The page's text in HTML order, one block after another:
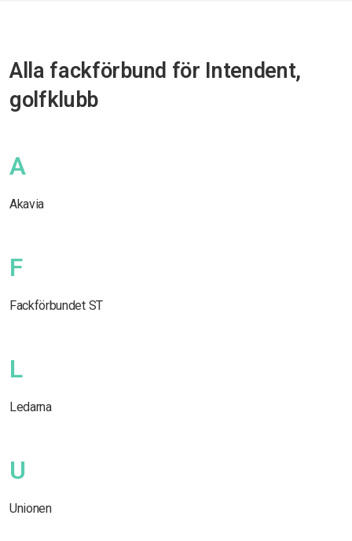
Alla fackförbund för Intendent,
golfklubb
A
Akavia
F
Fackförbundet ST
L
Ledarna
U
Unionen